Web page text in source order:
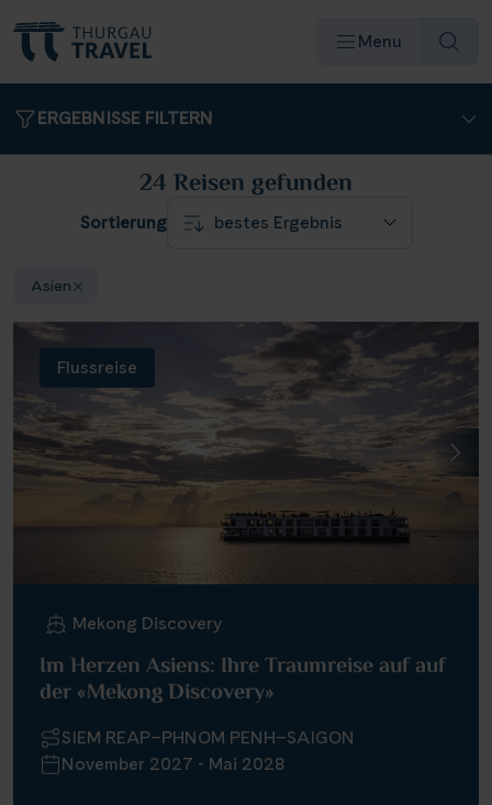
Menu
Reiseziele & Flüsse
Reisearten
Angebote
Infos
Reisekalender
Reisekataloge
Newsletter
ERGEBNISSE FILTERN
24 Reisen gefunden
Sortierung
Asien
Flussreise
Mekong Discovery
Im Herzen Asiens: Ihre Traumreise auf auf
der «Mekong Discovery»
SIEM REAP–PHNOM PENH–SAIGON
November 2027 - Mai 2028